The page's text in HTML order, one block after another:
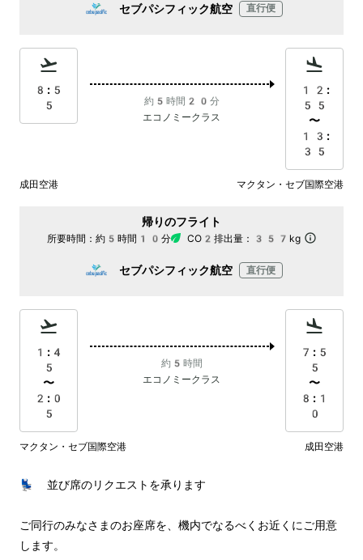
セブパシフィック航空 直行便
8:5
5
約5時間20分
エコノミークラス
12:
55
〜
13:
35
成田空港 マクタン・セブ国際空港
帰りのフライト
所要時間： 約5時間10分 CO2排出量： 357kg
セブパシフィック航空 直行便
1:4
5
〜
2:0
5
約5時間
エコノミークラス
7:5
5
〜
8:1
0
マクタン・セブ国際空港 成田空港
💺 並び席のリクエストを承ります
ご同行のみなさまのお座席を、機内でなるべくお近くにご用意
します。